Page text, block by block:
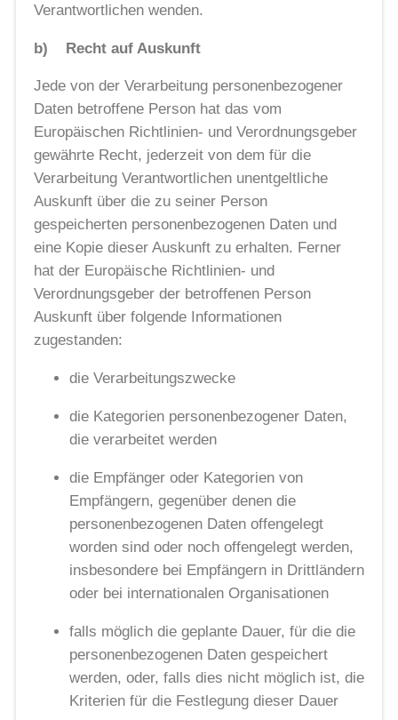
Verantwortlichen wenden.
b) Recht auf Auskunft
Jede von der Verarbeitung personenbezogener
Daten betroffene Person hat das vom
Europäischen Richtlinien- und Verordnungsgeber
gewährte Recht, jederzeit von dem für die
Verarbeitung Verantwortlichen unentgeltliche
Auskunft über die zu seiner Person
gespeicherten personenbezogenen Daten und
eine Kopie dieser Auskunft zu erhalten. Ferner
hat der Europäische Richtlinien- und
Verordnungsgeber der betroffenen Person
Auskunft über folgende Informationen
zugestanden:
die Verarbeitungszwecke
die Kategorien personenbezogener Daten,
die verarbeitet werden
die Empfänger oder Kategorien von
Empfängern, gegenüber denen die
personenbezogenen Daten offengelegt
worden sind oder noch offengelegt werden,
insbesondere bei Empfängern in Drittländern
oder bei internationalen Organisationen
falls möglich die geplante Dauer, für die die
personenbezogenen Daten gespeichert
werden, oder, falls dies nicht möglich ist, die
Kriterien für die Festlegung dieser Dauer